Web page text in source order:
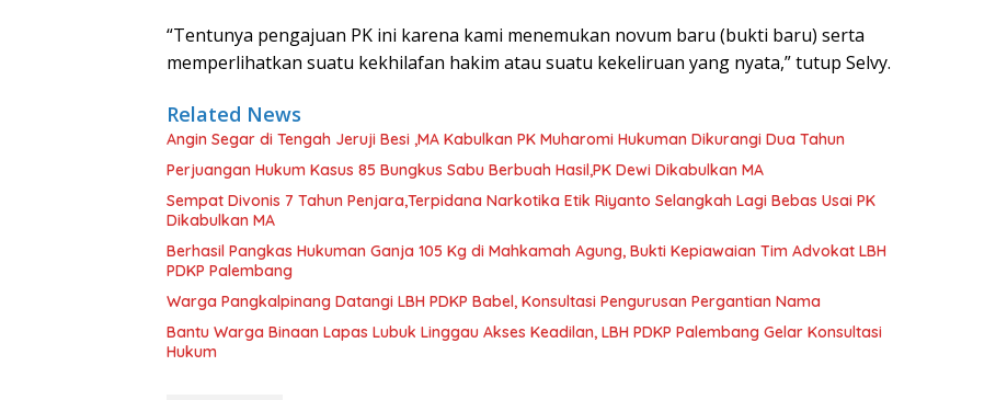
“Tentunya pengajuan PK ini karena kami menemukan novum baru (bukti baru) serta
memperlihatkan suatu kekhilafan hakim atau suatu kekeliruan yang nyata,” tutup Selvy.
Related News
Angin Segar di Tengah Jeruji Besi ,MA Kabulkan PK Muharomi Hukuman Dikurangi Dua Tahun
Perjuangan Hukum Kasus 85 Bungkus Sabu Berbuah Hasil,PK Dewi Dikabulkan MA
Sempat Divonis 7 Tahun Penjara,Terpidana Narkotika Etik Riyanto Selangkah Lagi Bebas Usai PK
Dikabulkan MA
Berhasil Pangkas Hukuman Ganja 105 Kg di Mahkamah Agung, Bukti Kepiawaian Tim Advokat LBH
PDKP Palembang
Warga Pangkalpinang Datangi LBH PDKP Babel, Konsultasi Pengurusan Pergantian Nama
Bantu Warga Binaan Lapas Lubuk Linggau Akses Keadilan, LBH PDKP Palembang Gelar Konsultasi
Hukum